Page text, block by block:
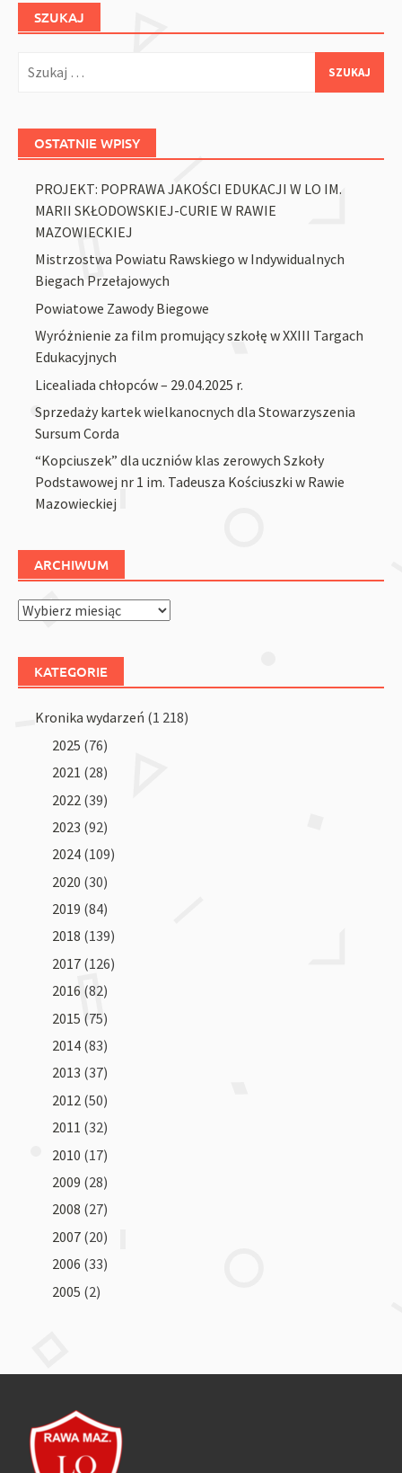
SZUKAJ
OSTATNIE WPISY
PROJEKT: POPRAWA JAKOŚCI EDUKACJI W LO IM.
MARII SKŁODOWSKIEJ-CURIE W RAWIE
MAZOWIECKIEJ
Mistrzostwa Powiatu Rawskiego w Indywidualnych
Biegach Przełajowych
Powiatowe Zawody Biegowe
Wyróżnienie za film promujący szkołę w XXIII Targach
Edukacyjnych
Licealiada chłopców – 29.04.2025 r.
Sprzedaży kartek wielkanocnych dla Stowarzyszenia
Sursum Corda
“Kopciuszek” dla uczniów klas zerowych Szkoły
Podstawowej nr 1 im. Tadeusza Kościuszki w Rawie
Mazowieckiej
ARCHIWUM
Archiwum
KATEGORIE
Kronika wydarzeń (1 218)
2025 (76)
2021 (28)
2022 (39)
2023 (92)
2024 (109)
2020 (30)
2019 (84)
2018 (139)
2017 (126)
2016 (82)
2015 (75)
2014 (83)
2013 (37)
2012 (50)
2011 (32)
2010 (17)
2009 (28)
2008 (27)
2007 (20)
2006 (33)
2005 (2)